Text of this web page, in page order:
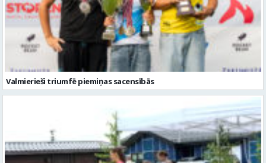
Valmierieši triumfē piemiņas sacensībās